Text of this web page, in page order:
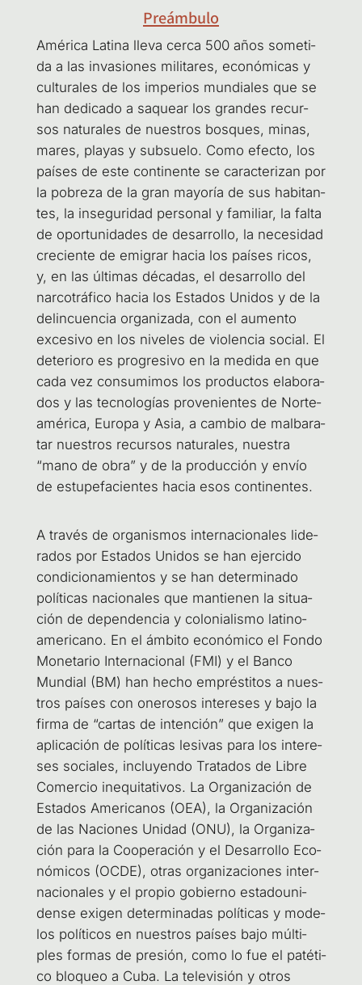
Preámbulo
Amé­ri­ca Lati­na lle­va cer­ca 500 años some­ti­
da a las inva­sio­nes mili­ta­res, eco­nó­mi­cas y
cul­tu­ra­les de los impe­rios mun­dia­les que se
han dedi­ca­do a saquear los gran­des recur­
sos natu­ra­les de nues­tros bos­ques, minas,
mares, pla­yas y sub­sue­lo. Como efec­to, los
paí­ses de este con­ti­nen­te se carac­te­ri­zan por
la pobre­za de la gran mayo­ría de sus habi­tan­
tes, la inse­gu­ri­dad per­so­nal y fami­liar, la fal­ta
de opor­tu­ni­da­des de desa­rro­llo, la nece­si­dad
cre­cien­te de emi­grar hacia los paí­ses ricos,
y, en las últi­mas déca­das, el desa­rro­llo del
nar­co­trá­fi­co hacia los Esta­dos Uni­dos y de la
delin­cuen­cia orga­ni­za­da, con el aumen­to
exce­si­vo en los nive­les de vio­len­cia social. El
dete­rio­ro es pro­gre­si­vo en la medi­da en que
cada vez con­su­mi­mos los pro­duc­tos ela­bo­ra­
dos y las tec­no­lo­gías pro­ve­nien­tes de Nor­te­
amé­ri­ca, Euro­pa y Asia, a cam­bio de mal­ba­ra­
tar nues­tros recur­sos natu­ra­les, nues­tra
“mano de obra” y de la pro­duc­ción y envío
de estu­pe­fa­cien­tes hacia esos continentes.
A tra­vés de orga­nis­mos inter­na­cio­na­les lide­
ra­dos por Esta­dos Uni­dos se han ejer­ci­do
con­di­cio­na­mien­tos y se han deter­mi­na­do
polí­ti­cas nacio­na­les que man­tie­nen la situa­
ción de depen­den­cia y colo­nia­lis­mo lati­no­
ame­ri­cano. En el ámbi­to eco­nó­mi­co el Fon­do
Mone­ta­rio Inter­na­cio­nal (FMI) y el Ban­co
Mun­dial (BM) han hecho emprés­ti­tos a nues­
tros paí­ses con one­ro­sos intere­ses y bajo la
fir­ma de “car­tas de inten­ción” que exi­gen la
apli­ca­ción de polí­ti­cas lesi­vas para los intere­
ses socia­les, inclu­yen­do Tra­ta­dos de Libre
Comer­cio inequi­ta­ti­vos. La Orga­ni­za­ción de
Esta­dos Ame­ri­ca­nos (OEA), la Orga­ni­za­ción
de las Nacio­nes Uni­dad (ONU), la Orga­ni­za­
ción para la Coope­ra­ción y el Desa­rro­llo Eco­
nó­mi­cos (OCDE), otras orga­ni­za­cio­nes inter­
na­cio­na­les y el pro­pio gobierno esta­dou­ni­
den­se exi­gen deter­mi­na­das polí­ti­cas y mode­
los polí­ti­cos en nues­tros paí­ses bajo múl­ti­
ples for­mas de pre­sión, como lo fue el paté­ti­
co blo­queo a Cuba. La tele­vi­sión y otros